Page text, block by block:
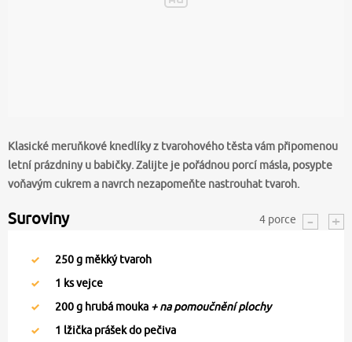
Klasické meruňkové knedlíky z tvarohového těsta vám připomenou
letní prázdniny u babičky. Zalijte je pořádnou porcí másla, posypte
voňavým cukrem a navrch nezapomeňte nastrouhat tvaroh.
Suroviny 4 porce
250g měkký tvaroh
1 ks vejce
200g hrubá mouka + na pomoučnění plochy
1 lžička prášek do pečiva